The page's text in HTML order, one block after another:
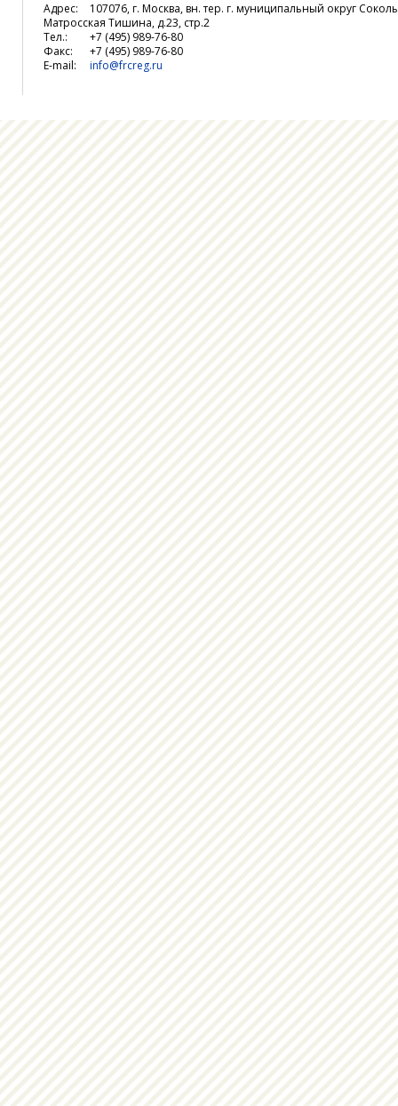
Адрес:
107076, г. Москва, вн. тер. г. муниципальный округ
Матросская Тишина, д.23, стр.2
Тел.:
+7 (495) 989-76-80
Факс:
+7 (495) 989-76-80
E-mail:
info@frcreg.ru